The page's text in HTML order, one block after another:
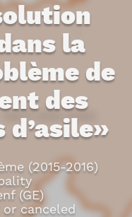
la
de
des
(2015-2016)
(GE)
canceled